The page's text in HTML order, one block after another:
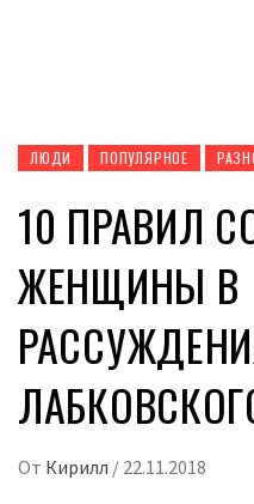
ЛЮДИ ПОПУЛЯРНОЕ
10 ПРАВИЛ
ЖЕНЩИНЫ В
От Кирилл / 22.11.2018